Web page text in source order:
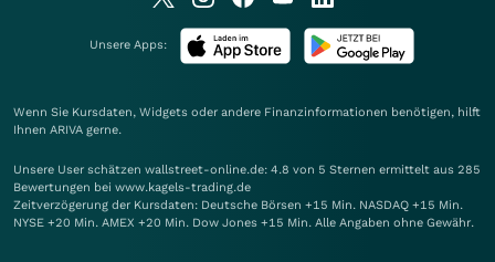
Unsere Apps:
Wenn Sie Kursdaten, Widgets oder andere Finanzinformationen benötigen, hilft
Ihnen ARIVA gerne.
Unsere User schätzen wallstreet-online.de: 4.8 von 5 Sternen ermittelt aus 285
Bewertungen bei www.kagels-trading.de
Zeitverzögerung der Kursdaten: Deutsche Börsen +15 Min. NASDAQ +15 Min.
NYSE +20 Min. AMEX +20 Min. Dow Jones +15 Min. Alle Angaben ohne Gewähr.